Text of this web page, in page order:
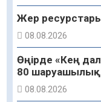
Жер ресурстары
08.08.2026
Өңірде «Кең
80
08.08.2026